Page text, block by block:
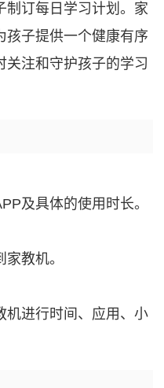
制订每日学习计划。家
孩子提供一个健康有序
关注和守护孩子的学习
及具体的使用时长。
教机。
机进行时间、应用、小